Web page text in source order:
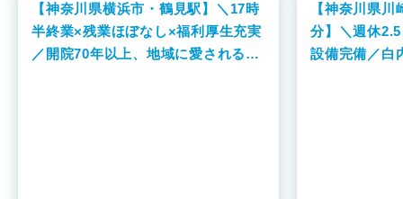
【神奈川県横浜市・鶴見駅】＼17時
半終業×残業ほぼなし×福利厚生充実
／開院70年以上、地域に愛される総
【神奈川県
分】＼週休
設備完備／白